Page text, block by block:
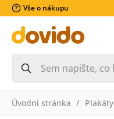
Vše o nákupu
Úvodní stránka Plakáty